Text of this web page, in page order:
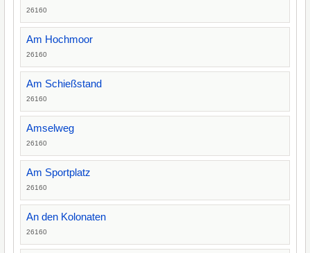
26160
Am Hochmoor
26160
Am Schießstand
26160
Amselweg
26160
Am Sportplatz
26160
An den Kolonaten
26160